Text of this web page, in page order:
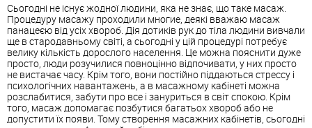
Сьогодні не існує жодної людини, яка не знає, що таке масаж.
Процедуру масажу проходили многие, деякі вважаю масаж
панацеєю від усіх хвороб. Дія дотиків рук до тіла людини вивчали
ще в стародавньому світі, а сьогодні у цій процедурі потребує
велику кількість дорослого населення. Це можна пояснити дуже
просто, люди розучилися повноцінно відпочивати, у них просто
не вистачає часу. Крім того, вони постійно піддаються стрессу і
психологічних навантажень, а в масажному кабінеті можна
розслабитися, забути про все і зануриться в світ спокою. Крім
того, масаж допомагає позбутися багатьох хвороб або не
допустити їх появи. Тому створення масажних кабінетів, сьогодні